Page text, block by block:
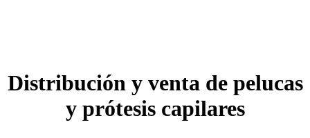
Distribución y venta de pelucas
y prótesis capilares